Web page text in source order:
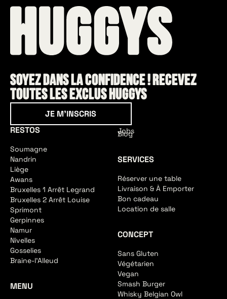
Soyez dans la confidence ! Recevez
toutes les exclus HUGGYS
JE M'INSCRIS
RESTOS
Soumagne
Nandrin
Liège
Awans
Bruxelles 1 Arrêt Legrand
Bruxelles 2 Arrêt Louise
Sprimont
Gerpinnes
Namur
Nivelles
Gosselies
Braine-l'Alleud
MENU
Jobs
Blog
SERVICES
Réserver une table
Livraison & À Emporter
Bon cadeau
Location de salle
CONCEPT
Sans Gluten
Végétarien
Vegan
Smash Burger
Whisky Belgian Owl